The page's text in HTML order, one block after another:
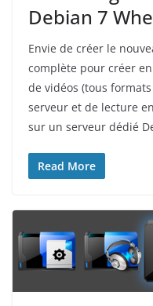
Debian 7
Envie de créer le
complète pour créer
de vidéos (tous
serveur et de lecture
sur un serveur dédié
Read More